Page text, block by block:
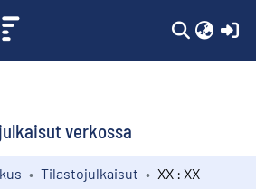
verkossa
Tilastojulkaisut XX : XX